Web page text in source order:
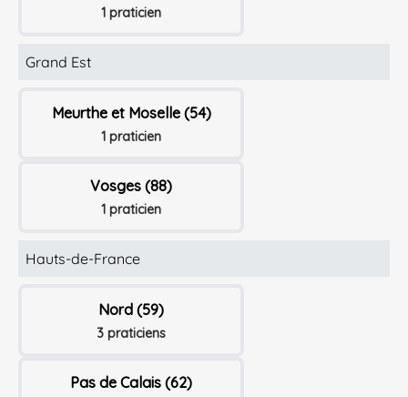
1 praticien
Grand Est
Meurthe et Moselle (54)
1 praticien
Vosges (88)
1 praticien
Hauts-de-France
Nord (59)
3 praticiens
Pas de Calais (62)